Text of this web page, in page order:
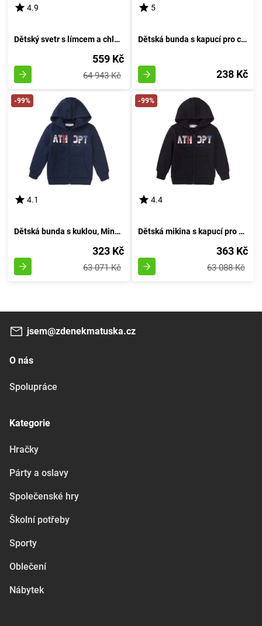
4.9
Dětský svetr s límcem a chlupatým povrchem, Pidilidi, PD1114-35, temně modrý - velikost 98 | pro věk 3 roky
559 Kč
64 943 Kč
5
Dětská bunda s kapucí pro chlapce, Minoti, KB FLEECE HOODY 9, khaki - velikost 152/158 | pro věk 12 až 13 let
238 Kč
-99%
4.1
Dětská bunda s kuklou, Minoti, 7BZTHRU 4, modrá - velikost 98/104 | pro věk 3-4 let
323 Kč
63 071 Kč
-99%
4.4
Dětská mikina s kapucí pro chlapce, značky Minoti, model 7BZTHRU 5, barevně černá - velikost 98/104 | 3 a 4 roky
363 Kč
63 088 Kč
jsem@zdenekmatuska.cz
O nás
Spolupráce
Kategorie
Hračky
Párty a oslavy
Společenské hry
Školní potřeby
Sporty
Oblečení
Nábytek